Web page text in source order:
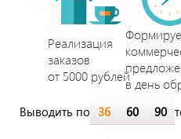
Реализация
заказов
от 5000 рублейв день
Выводить по 36 60 90